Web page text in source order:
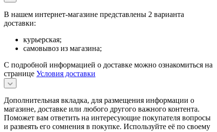
В нашем интернет-магазине представлены 2 варианта
доставки:
курьерская;
самовывоз из магазина;
С подробной информацией о доставке можно ознакомиться на
странице Условия доставки
Дополнительная вкладка, для размещения информации о
магазине, доставке или любого другого важного контента.
Поможет вам ответить на интересующие покупателя вопросы
и развеять его сомнения в покупке. Используйте её по своему